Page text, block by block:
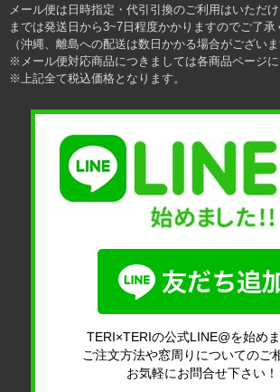
メール便は日時指定・代引引換のご利用はいただ
までは発送日から3~7日程度かかりますのでご了承
（沖縄、離島への配送は数日かかる場合がございま
※メール便対応商品につきましては各商品ページ
※上記全て税込価格となります。
TERI×TERIの公式LINE@を始めま
ご注文方法や窓周りについてのご
お気軽にお問合せ下さい！